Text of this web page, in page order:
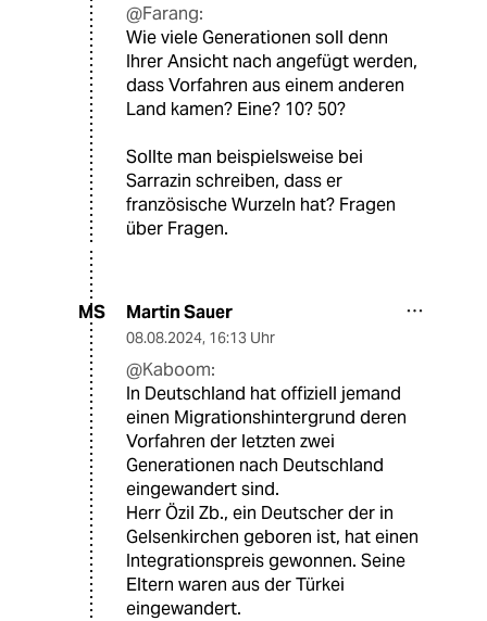
@Farang:
Wie viele Generationen soll denn
Ihrer Ansicht nach angefügt werden,
dass Vorfahren aus einem anderen
Land kamen? Eine? 10? 50?
Sollte man beispielsweise bei
Sarrazin schreiben, dass er
französische Wurzeln hat? Fragen
über Fragen.
MS Martin Sauer
08.08.2024, 16:13 Uhr
@Kaboom:
In Deutschland hat offiziell jemand
einen Migrationshintergrund deren
Vorfahren der letzten zwei
Generationen nach Deutschland
eingewandert sind.
Herr Özil Zb., ein Deutscher der in
Gelsenkirchen geboren ist, hat einen
Integrationspreis gewonnen. Seine
Eltern waren aus der Türkei
eingewandert.